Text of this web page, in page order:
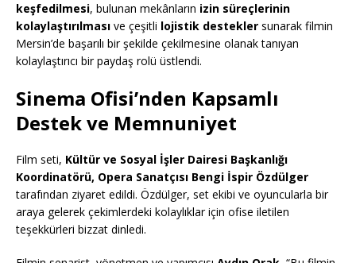
keşfedilmesi, bulunan mekânların izin süreçlerinin
kolaylaştırılması ve çeşitli lojistik destekler sunarak filmin
Mersin’de başarılı bir şekilde çekilmesine olanak tanıyan
kolaylaştırıcı bir paydaş rolü üstlendi.
Sinema Ofisi’nden Kapsamlı
Destek ve Memnuniyet
Film seti, Kültür ve Sosyal İşler Dairesi Başkanlığı
Koordinatörü, Opera Sanatçısı Bengi İspir Özdülger
tarafından ziyaret edildi. Özdülger, set ekibi ve oyuncularla bir
araya gelerek çekimlerdeki kolaylıklar için ofise iletilen
teşekkürleri bizzat dinledi.